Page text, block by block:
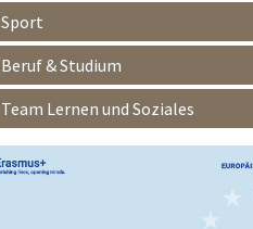
Sport
Beruf & Studium
Team Lernen und Soziales